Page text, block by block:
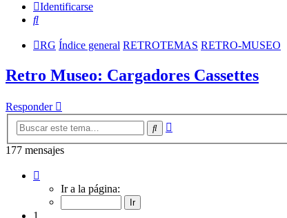
Identificarse
Buscar
RG Índice general RETROTEMAS RETRO-MUSEO
Retro Museo: Cargadores Cassettes
Responder
Buscar
177 mensajes
Ir a la página:
1